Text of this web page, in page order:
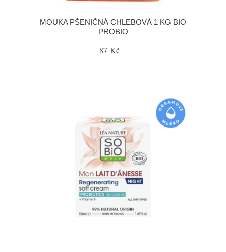
MOUKA PŠENIČNÁ CHLEBOVÁ 1 KG BIO
PROBIO
87 Kč